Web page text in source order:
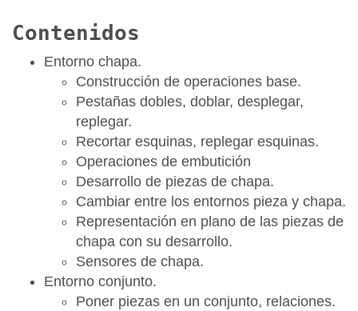
Contenidos
Entorno chapa.
Construcción de operaciones base.
Pestañas dobles, doblar, desplegar,
replegar.
Recortar esquinas, replegar esquinas.
Operaciones de embutición
Desarrollo de piezas de chapa.
Cambiar entre los entornos pieza y chapa.
Representación en plano de las piezas de
chapa con su desarrollo.
Sensores de chapa.
Entorno conjunto.
Poner piezas en un conjunto, relaciones.